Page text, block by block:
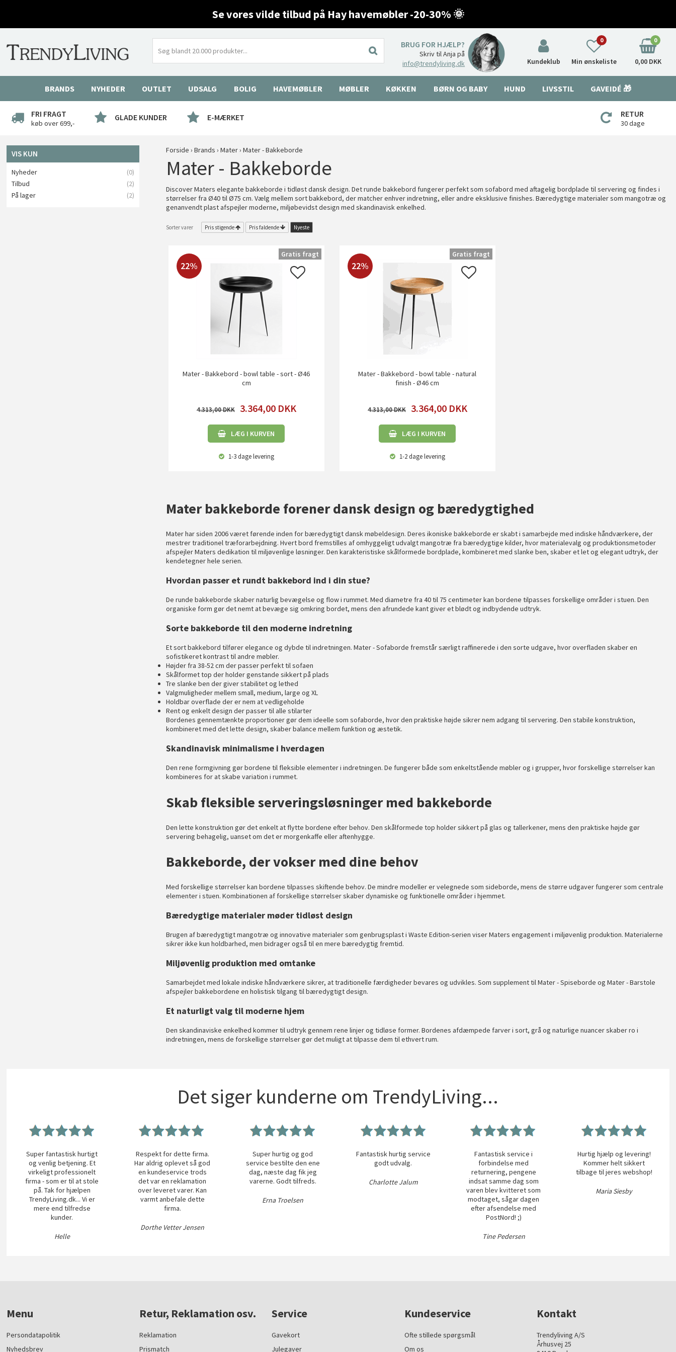
Se vores vilde tilbud på Hay havemøbler -20-30% 🌞
BRUG FOR HJÆLP?
Skriv til Anja på
info@trendyliving.dk
Kundeklub Min ønskeliste
0 0
0,00 DKK
BRANDS NYHEDER OUTLET UDSALG BOLIG HAVEMØBLER MØBLER KØKKEN BØRN OG BABY HUND LIVSSTIL GAVEIDÉ 🎁
FRI FRAGT
køb over 699,-
GLADE KUNDER E-MÆRKET RETUR
30 dage
VIS KUN
Nyheder
(0)
Tilbud
(2)
På lager
(2)
Forside › Brands › Mater› Mater - Bakkeborde
Mater - Bakkeborde
Discover Maters elegante bakkeborde i tidløst dansk design. Det runde bakkebord fungerer perfekt som sofabord med aftagelig bordplade til servering og findes i
størrelser fra Ø40 til Ø75 cm. Vælg mellem sort bakkebord, der matcher enhver indretning, eller andre eksklusive finishes. Bæredygtige materialer som mangotræ og
genanvendt plast afspejler moderne, miljøbevidst design med skandinavisk enkelhed.
Sorter varer Pris stigende Pris faldende Nyeste
22%
Mater - Bakkebord - bowl table - sort - Ø46
cm
4.313,00 3.364,00 DKK
LÆG I KURVEN
1-3 dagelevering
Gratis fragt
22%
Mater - Bakkebord - bowl table - natural
finish - Ø46 cm
4.313,00 3.364,00 DKK
LÆG I KURVEN
1-2 dagelevering
Gratis fragt
Mater bakkeborde forener dansk design og bæredygtighed
Mater har siden 2006 været førende inden for bæredygtigt dansk møbeldesign. Deres ikoniske bakkeborde er skabt i samarbejde med indiske håndværkere, der
mestrer traditionel træforarbejdning. Hvert bord fremstilles af omhyggeligt udvalgt mangotræ fra bæredygtige kilder, hvor materialevalg og produktionsmetoder
afspejler Maters dedikation til miljøvenlige løsninger. Den karakteristiske skålformede bordplade, kombineret med slanke ben, skaber et let og elegant udtryk, der
kendetegner hele serien.
Hvordan passer et rundt bakkebord ind i din stue?
De runde bakkeborde skaber naturlig bevægelse og flow i rummet. Med diametre fra 40 til 75 centimeter kan bordene tilpasses forskellige områder i stuen. Den
organiske form gør det nemt at bevæge sig omkring bordet, mens den afrundede kant giver et blødt og indbydende udtryk.
Sorte bakkeborde til den moderne indretning
Et sort bakkebord tilfører elegance og dybde til indretningen. Mater - Sofaborde fremstår særligt raffinerede i den sorte udgave, hvor overfladen skaber en
sofistikeret kontrast til andre møbler.
Højder fra 38-52 cm der passer perfekt til sofaen
Skålformet top der holder genstande sikkert på plads
Tre slanke ben der giver stabilitet og lethed
Valgmuligheder mellem small, medium, large og XL
Holdbar overflade der er nem at vedligeholde
Rent og enkelt design der passer til alle stilarter
Bordenes gennemtænkte proportioner gør dem ideelle som sofaborde, hvor den praktiske højde sikrer nem adgang til servering. Den stabile konstruktion,
kombineret med det lette design, skaber balance mellem funktion og æstetik.
Skandinavisk minimalisme i hverdagen
Den rene formgivning gør bordene til fleksible elementer i indretningen. De fungerer både som enkeltstående møbler og i grupper, hvor forskellige størrelser kan
kombineres for at skabe variation i rummet.
Skab fleksible serveringsløsninger med bakkeborde
Den lette konstruktion gør det enkelt at flytte bordene efter behov. Den skålformede top holder sikkert på glas og tallerkener, mens den praktiske højde gør
servering behagelig, uanset om det er morgenkaffe eller aftenhygge.
Bakkeborde, der vokser med dine behov
Med forskellige størrelser kan bordene tilpasses skiftende behov. De mindre modeller er velegnede som sideborde, mens de større udgaver fungerer som centrale
elementer i stuen. Kombinationen af forskellige størrelser skaber dynamiske og funktionelle områder i hjemmet.
Bæredygtige materialer møder tidløst design
Brugen af bæredygtigt mangotræ og innovative materialer som genbrugsplast i Waste Edition-serien viser Maters engagement i miljøvenlig produktion. Materialerne
sikrer ikke kun holdbarhed, men bidrager også til en mere bæredygtig fremtid.
Miljøvenlig produktion med omtanke
Samarbejdet med lokale indiske håndværkere sikrer, at traditionelle færdigheder bevares og udvikles. Som supplement tilMater - Spiseborde og Mater - Barstole
afspejler bakkebordene en holistisk tilgang til bæredygtigt design.
Et naturligt valg til moderne hjem
Den skandinaviske enkelhed kommer til udtryk gennem rene linjer og tidløse former. Bordenes afdæmpede farver i sort, grå og naturlige nuancer skaber ro i
indretningen, mens de forskellige størrelser gør det muligt at tilpasse dem til ethvert rum.
Det siger kunderne om TrendyLiving...
Super fantastisk hurtigt
og venlig betjening. Et
virkeligt professionelt
firma - som er til at stole
på. Tak for hjælpen
TrendyLiving.dk... Vi er
mere end tilfredse
kunder.
Helle
Respekt for dette firma.
Har aldrig oplevet så god
en kundeservice trods
det var en reklamation
over leveret varer. Kan
varmt anbefale dette
firma.
Dorthe Vetter Jensen
Super hurtig og god
service bestilte den ene
dag, næste dag fik jeg
varerne. Godt tilfreds.
Erna Troelsen
Fantastisk hurtig service
godt udvalg.
Charlotte Jalum
Fantastisk service i
forbindelse med
returnering, pengene
indsat samme dag som
varen blev kvitteret som
modtaget, sågar dagen
efter afsendelse med
PostNord! ;)
Tine Pedersen
Hurtig hjælp og levering!
Kommer helt sikkert
tilbage til jeres webshop!
Maria Siesby
Menu
Persondatapolitik
Nyhedsbrev
Retur, Reklamation osv.
Reklamation
Prismatch
Service
Gavekort
Julegaver
Kundeservice
Ofte stillede spørgsmål
Om os
Kontakt
Trendyliving A/S
Århusvej 25